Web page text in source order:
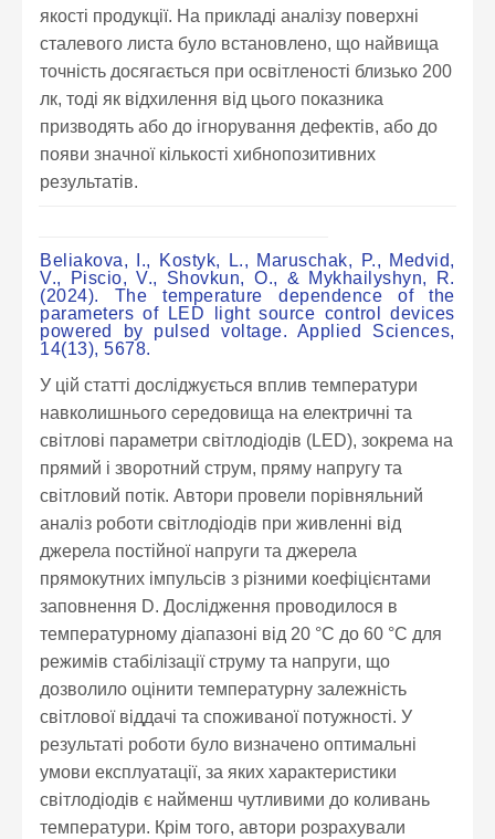
якості продукції. На прикладі аналізу поверхні
сталевого листа було встановлено, що найвища
точність досягається при освітленості близько 200
лк, тоді як відхилення від цього показника
призводять або до ігнорування дефектів, або до
появи значної кількості хибнопозитивних
результатів.
Beliakova, I., Kostyk, L., Maruschak, P., Medvid,
V., Piscio, V., Shovkun, O., & Mykhailyshyn, R.
(2024). The temperature dependence of the
parameters of LED light source control devices
powered by pulsed voltage. Applied Sciences,
14(13), 5678.
У цій статті досліджується вплив температури
навколишнього середовища на електричні та
світлові параметри світлодіодів (LED), зокрема на
прямий і зворотний струм, пряму напругу та
світловий потік. Автори провели порівняльний
аналіз роботи світлодіодів при живленні від
джерела постійної напруги та джерела
прямокутних імпульсів з різними коефіцієнтами
заповнення D. Дослідження проводилося в
температурному діапазоні від 20 °C до 60 °C для
режимів стабілізації струму та напруги, що
дозволило оцінити температурну залежність
світлової віддачі та споживаної потужності. У
результаті роботи було визначено оптимальні
умови експлуатації, за яких характеристики
світлодіодів є найменш чутливими до коливань
температури. Крім того, автори розрахували